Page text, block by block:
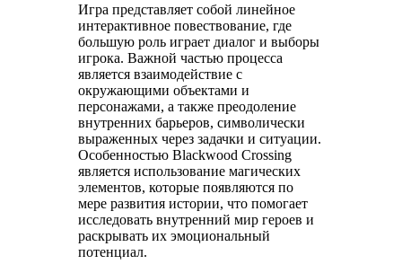
Игра представляет собой линейное
интерактивное повествование, где
большую роль играет диалог и выборы
игрока. Важной частью процесса
является взаимодействие с
окружающими объектами и
персонажами, а также преодоление
внутренних барьеров, символически
выраженных через задачки и ситуации.
Особенностью Blackwood Crossing
является использование магических
элементов, которые появляются по
мере развития истории, что помогает
исследовать внутренний мир героев и
раскрывать их эмоциональный
потенциал.